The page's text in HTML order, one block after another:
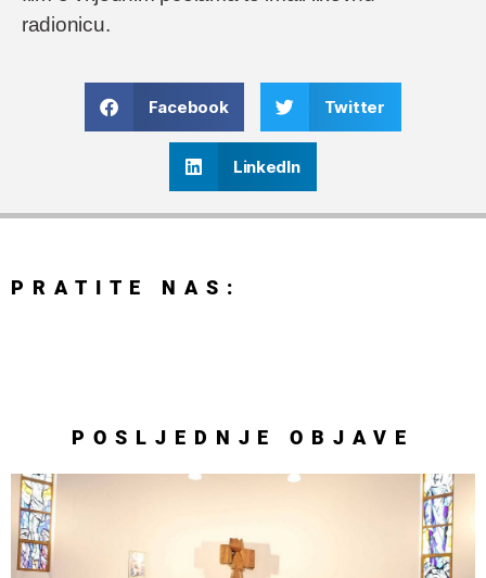
radionicu.
Facebook Twitter
LinkedIn
PRATITE NAS:
POSLJEDNJE OBJAVE